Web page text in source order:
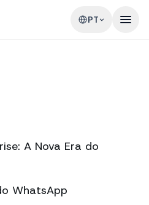
PT
A Nova Era do
WhatsApp